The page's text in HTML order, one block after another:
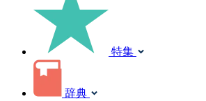
特集
辞典